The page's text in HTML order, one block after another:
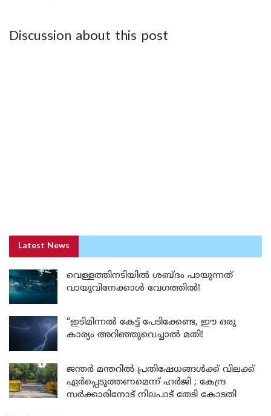
Discussion about this post
Latest News
വെള്ളത്തിനടിയിൽ ശബ്ദം പായുന്നത്
വായുവിനേക്കാൾ വേഗത്തിൽ!
“ഇടിമിന്നൽ കേട്ട് പേടിക്കേണ്ട, ഈ ഒരു
കാര്യം അറിഞ്ഞുവെച്ചാൽ മതി!
ജന്തർ മന്തറിൽ പ്രതിഷേധങ്ങൾക്ക് വിലക്ക്
ഏർപ്പെടുത്തണമെന്ന് ഹർജി ; കേന്ദ്ര
സർക്കാരിനോട് നിലപാട് തേടി കോടതി